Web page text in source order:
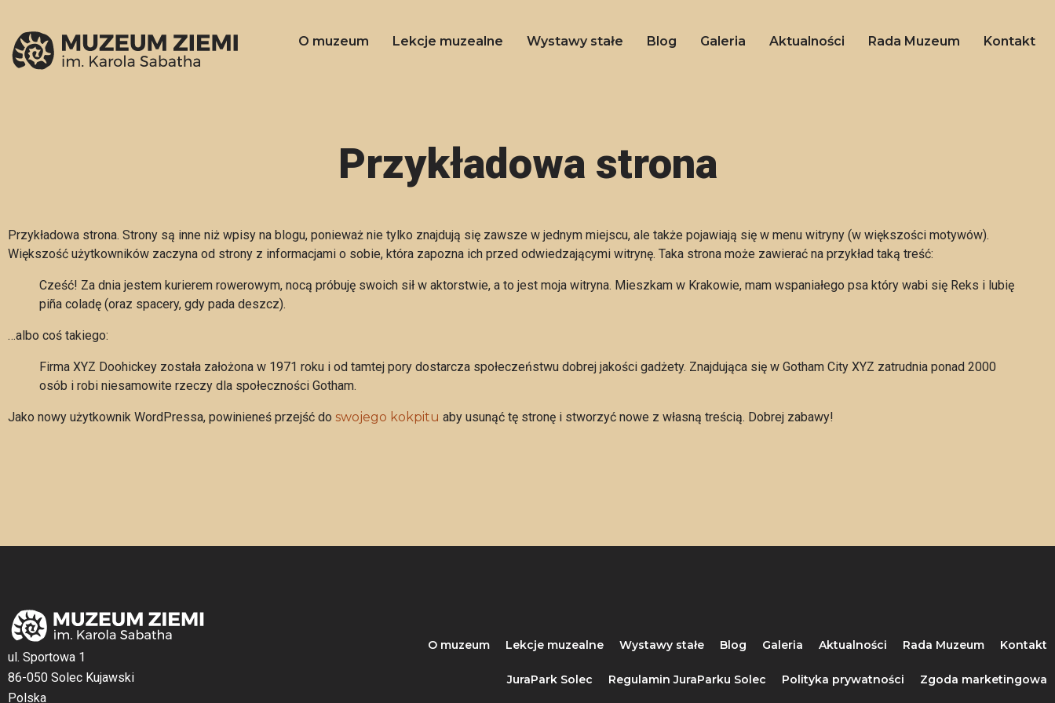
O muzeum Lekcje muzealne Wystawy stałe Blog Galeria Aktualności Rada Muzeum Kontakt
Przykładowa strona
Przykładowa strona. Strony są inne niż wpisy na blogu, ponieważ nie tylko znajdują się zawsze w jednym miejscu, ale także pojawiają się w menu witryny (w większości motywów).
Większość użytkowników zaczyna od strony z informacjami o sobie, która zapozna ich przed odwiedzającymi witrynę. Taka strona może zawierać na przykład taką treść:
Cześć! Za dnia jestem kurierem rowerowym, nocą próbuję swoich sił w aktorstwie, a to jest moja witryna. Mieszkam w Krakowie, mam wspaniałego psa który wabi się Reks i lubię
piña coladę (oraz spacery, gdy pada deszcz).
…albo coś takiego:
Firma XYZ Doohickey została założona w 1971 roku i od tamtej pory dostarcza społeczeństwu dobrej jakości gadżety. Znajdująca się w Gotham City XYZ zatrudnia ponad 2000
osób i robi niesamowite rzeczy dla społeczności Gotham.
Jako nowy użytkownik WordPressa, powinieneś przejść do swojego kokpitu aby usunąć tę stronę i stworzyć nowe z własną treścią. Dobrej zabawy!
ul. Sportowa 1
86-050 Solec Kujawski
Polska
O muzeum Lekcje muzealne Wystawy stałe Blog Galeria Aktualności Rada Muzeum Kontakt
JuraPark Solec Regulamin JuraParku Solec Polityka prywatności Zgoda marketingowa